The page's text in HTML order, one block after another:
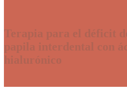
Terapia para el déficit
papila interdental con
hialurónico